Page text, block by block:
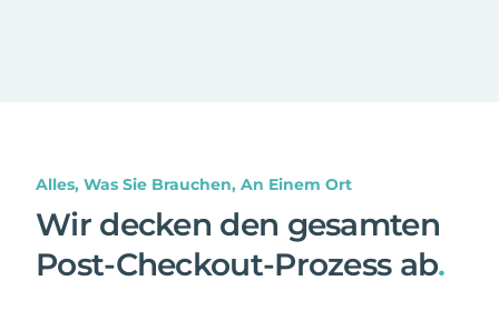
Alles, Was Sie Brauchen, An Einem Ort
Wir decken den gesamten
Post-Checkout-Prozess ab.